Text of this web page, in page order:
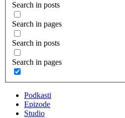
Search in posts
Search in pages
Search in posts
Search in pages
Podkasti
Epizode
Studio